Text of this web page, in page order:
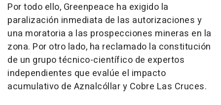
Por todo ello, Greenpeace ha exigido la
paralización inmediata de las autorizaciones y
una moratoria a las prospecciones mineras en la
zona. Por otro lado, ha reclamado la constitución
de un grupo técnico-científico de expertos
independientes que evalúe el impacto
acumulativo de Aznalcóllar y Cobre Las Cruces.